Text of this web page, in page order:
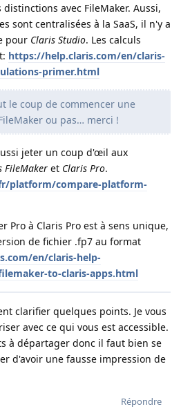
avec FileMaker. Aussi,
sont centralisées à la SaaS, il n'y a
pour Claris Studio. Les calculs
https://help.claris.com/en/claris-
primer.html
le coup de commencer une
ou pas… merci !
jeter un coup d'œil aux
FileMaker et Claris Pro.
platform/compare-platform-
Pro à Claris Pro est à sens unique,
de fichier .fp7 au format
en/claris-help-
to-claris-apps.html
clarifier quelques points. Je vous
avec ce qui vous est accessible.
à départager donc il faut bien se
d'avoir une fausse impression de
Répondre